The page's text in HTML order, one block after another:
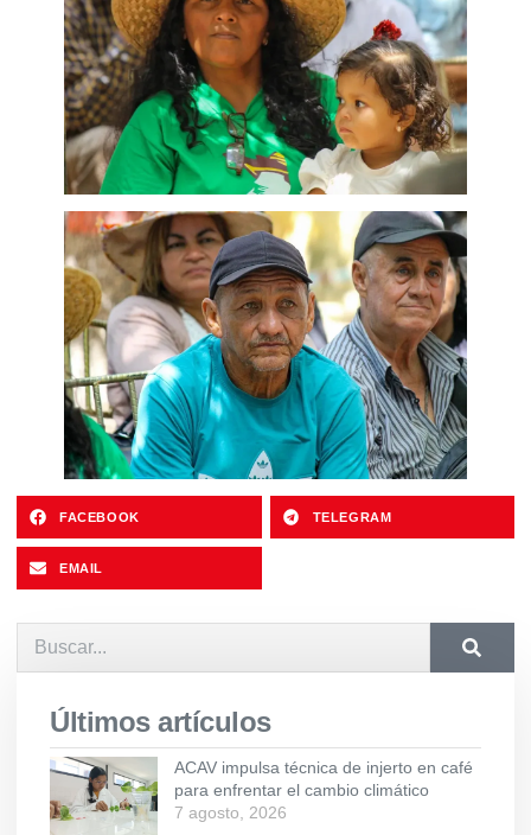
FACEBOOK TELEGRAM
EMAIL
Últimos artículos
ACAV impulsa técnica de injerto en café
para enfrentar el cambio climático
7 agosto, 2026